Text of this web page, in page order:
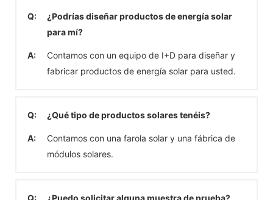
Q:
¿Podrías diseñar productos de energía solar
para mí?
A:
Contamos con un equipo de I+D para diseñar y
fabricar productos de energía solar para usted.
Q: ¿Qué tipo de productos solares tenéis?
A:
Contamos con una farola solar y una fábrica de
módulos solares.
Q: ¿Puedo solicitar alguna muestra de prueba?